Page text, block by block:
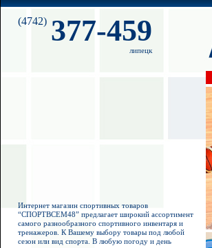
(4742) 377-459
липецк
Интернет магазин спортивных товаров
“СПОРТВСЕМ48” предлагает широкий ассортимент
самого разнообразного спортивного инвентаря и
тренажеров. К Вашему выбору товары под любой
сезон или вид спорта. В любую погоду и день